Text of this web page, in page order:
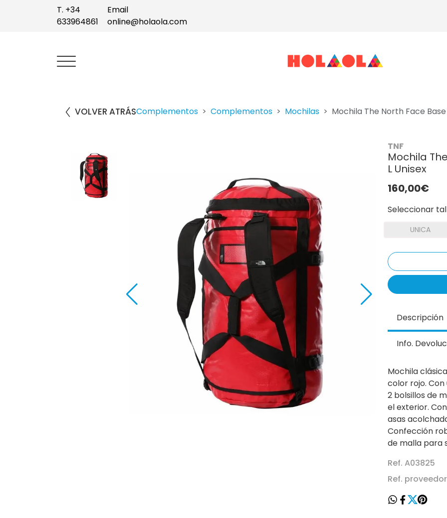
T. +34
633964861
Email
online@holaola.com
VOLVER ATRÁSComplementos Complementos Mochilas Mochila The North Face
TNF
Mochila
L Unisex
160,00€
Seleccionar
UNICA
Descripción
Info.
Mochila
color rojo.
2 bolsillos de
el exterior.
asas
Confección
de malla para
Ref. A03825
Ref. proveedor